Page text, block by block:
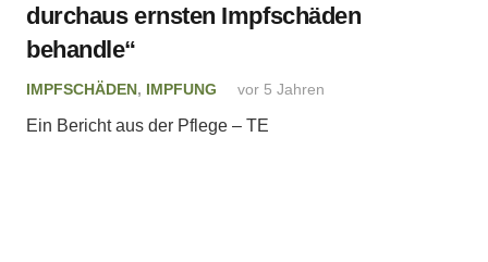
durchaus ernsten Impfschäden
behandle“
IMPFSCHÄDEN, IMPFUNG vor 5 Jahren
Ein Bericht aus der Pflege – TE